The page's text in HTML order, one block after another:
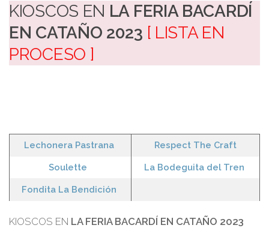
KIOSCOS EN LA FERIA BACARDÍ
EN CATAÑO 2023 [ LISTA EN
PROCESO ]
Lechonera Pastrana Respect The Craft
Soulette La Bodeguita del Tren
Fondita La Bendición
KIOSCOS EN LA FERIA BACARDÍ EN CATAÑO 2023